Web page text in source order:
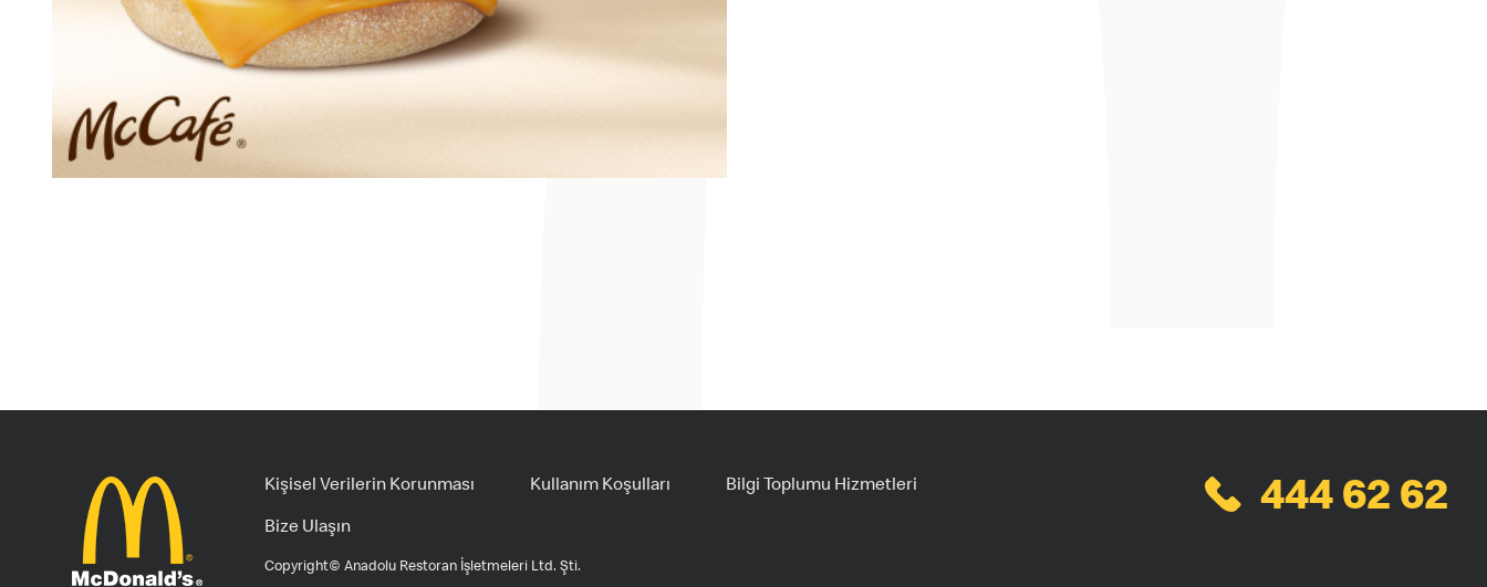
Kişisel Verilerin Korunması Kullanım Koşulları Bilgi Toplumu Hizmetleri
Bize Ulaşın
Copyright© Anadolu Restoran İşletmeleri Ltd. Şti.
444 62 62